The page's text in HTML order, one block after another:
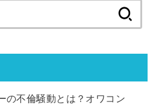
索:
の不倫騒動とは？オワコン